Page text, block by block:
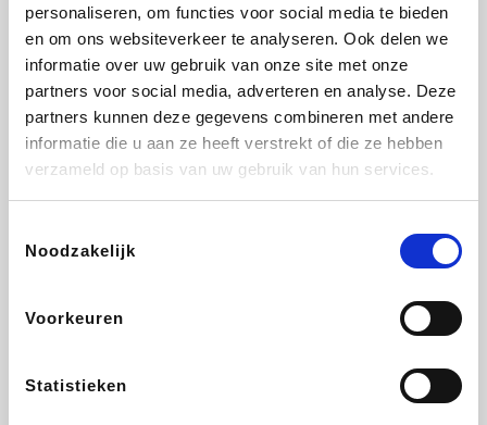
personaliseren, om functies voor social media te bieden
en om ons websiteverkeer te analyseren. Ook delen we
informatie over uw gebruik van onze site met onze
partners voor social media, adverteren en analyse. Deze
partners kunnen deze gegevens combineren met andere
informatie die u aan ze heeft verstrekt of die ze hebben
verzameld op basis van uw gebruik van hun services.
Noodzakelijk
Voorkeuren
Statistieken
Weekendesk Sarenza Schiesser Interhome
Lufthansa
CheapTickets.be DeubaXXL